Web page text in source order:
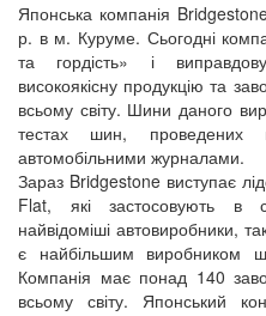
Японська компанія
р. в м. Куруме. Сьогодні
та гордість» і
високоякісну продукцію та
всьому світу. Шини даного
тестах шин, проведених
автомобільними журналами.
Зараз Bridgestone виступає
Flat, які застосовують в
найвідоміші автовиробники,
є найбільшим виробником
Компанія має понад 140
всьому світу. Японський